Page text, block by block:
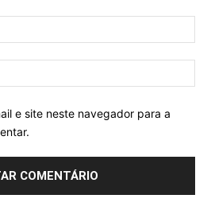
e site neste navegador para a